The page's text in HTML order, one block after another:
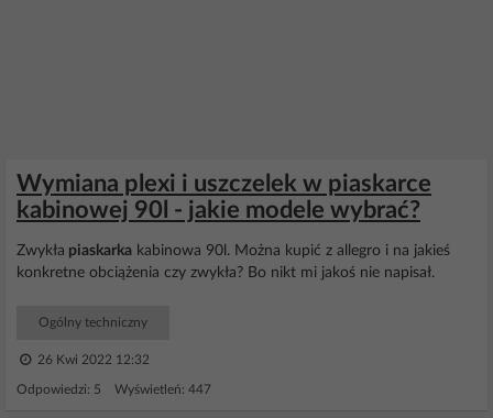
Wymiana plexi i uszczelek w piaskarce
kabinowej 90l - jakie modele wybrać?
Zwykła piaskarka kabinowa 90l. Można kupić z allegro i na jakieś
konkretne obciążenia czy zwykła? Bo nikt mi jakoś nie napisał.
Ogólny techniczny
26 Kwi 2022 12:32
Odpowiedzi: 5 Wyświetleń: 447